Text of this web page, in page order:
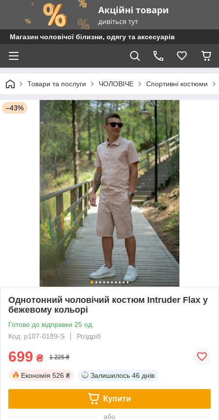
Магазин чоловічої білизни, одягу та аксесуарів
Товари та послуги ЧОЛОВІЧЕ Спортивні костюми
–43%
Однотонний чоловічий костюм Intruder Flax у
бежевому кольорі
Готово до відправки 25 од.
Код: p107-0189-S
Роздріб
699 ₴ 1 225 ₴
Економія 526 ₴ Залишилось 46 днів
Купити
або